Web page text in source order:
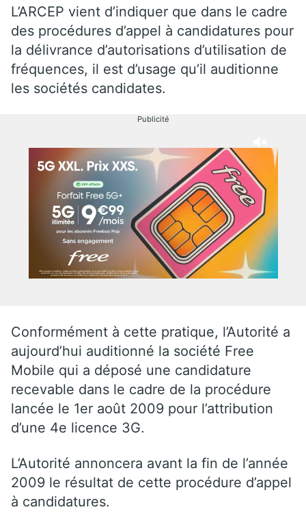
L’ARCEP vient d’indiquer que dans le cadre
des procédures d’appel à candidatures pour
la délivrance d’autorisations d’utilisation de
fréquences, il est d’usage qu’il auditionne
les sociétés candidates.
Publicité
Conformément à cette pratique, l’Autorité a
aujourd’hui auditionné la société Free
Mobile qui a déposé une candidature
recevable dans le cadre de la procédure
lancée le 1er août 2009 pour l’attribution
d’une 4e licence 3G.
L’Autorité annoncera avant la fin de l’année
2009 le résultat de cette procédure d’appel
à candidatures.